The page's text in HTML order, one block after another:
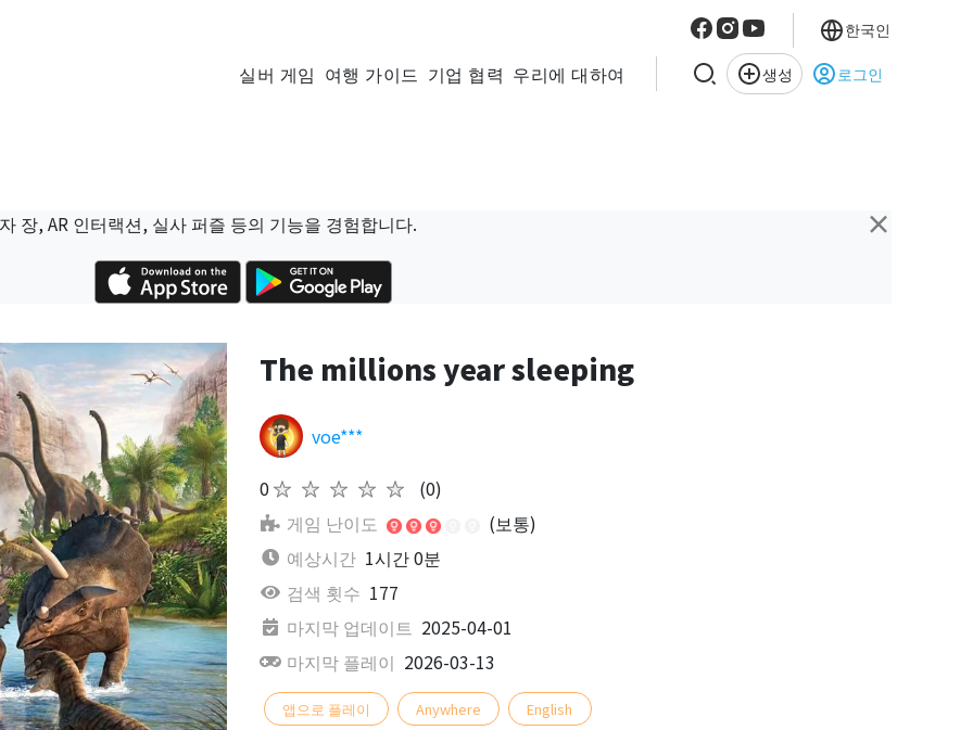
실버 게임 여행 가이드 기업 협력 우리에 대하여 생성 로그인
한국인
×
장, AR 인터랙션, 실사 퍼즐 등의 기능을 경험합니다.
The millions year sleeping
voe***
0★★★★★
(0)
게임 난이도
(보통)
예상시간 1시간 0분
검색 횟수 177
마지막 업데이트 2025-04-01
마지막 플레이 2026-03-13
앱으로 플레이 Anywhere English